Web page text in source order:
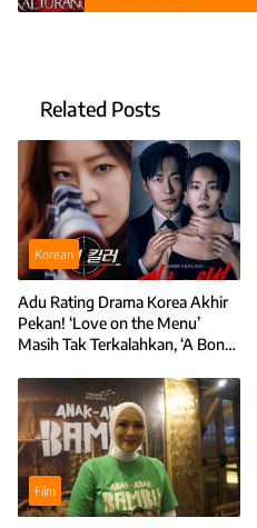
Related Posts
Korean
Adu Rating Drama Korea Akhir
Pekan! ‘Love on the Menu’
Masih Tak Terkalahkan, ‘A Bona
Film